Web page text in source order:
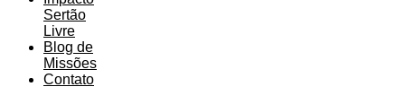
Sertão
Livre
Blog de
Missões
Contato